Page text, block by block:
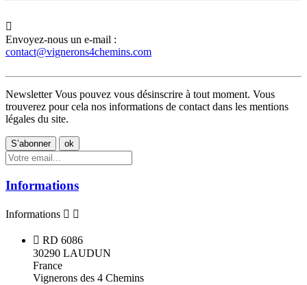

Envoyez-nous un e-mail :
contact@vignerons4chemins.com
NewsletterVous pouvez vous désinscrire à tout moment. Vous
trouverez pour cela nos informations de contact dans les mentions
légales du site.
Informations
Informations  
 RD 6086
30290 LAUDUN
France
Vignerons des 4 Chemins